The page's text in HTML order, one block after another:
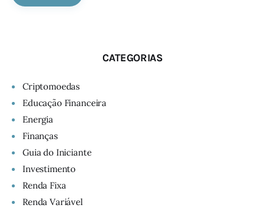
CATEGORIAS
Criptomoedas
Educação Financeira
Energia
Finanças
Guia do Iniciante
Investimento
Renda Fixa
Renda Variável